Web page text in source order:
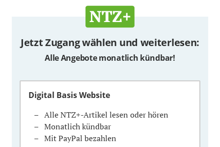
Jetzt Zugang wählen und weiterlesen:
Alle Angebote monatlich kündbar!
Digital Basis Website
Alle NTZ+-Artikel lesen oder hören
Monatlich kündbar
Mit PayPal bezahlen